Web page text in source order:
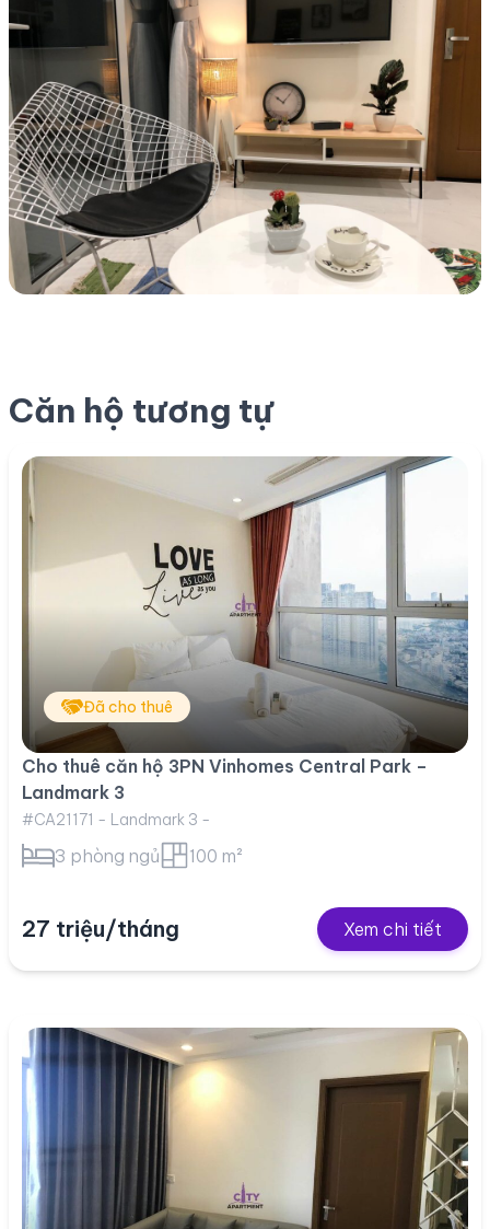
Căn hộ tương tự
Đã cho thuê
Cho thuê căn hộ 3PN Vinhomes Central Park –
Landmark 3
#CA21171 - Landmark 3 -
3 phòng ngủ 100 m²
27 triệu/tháng Xem chi tiết